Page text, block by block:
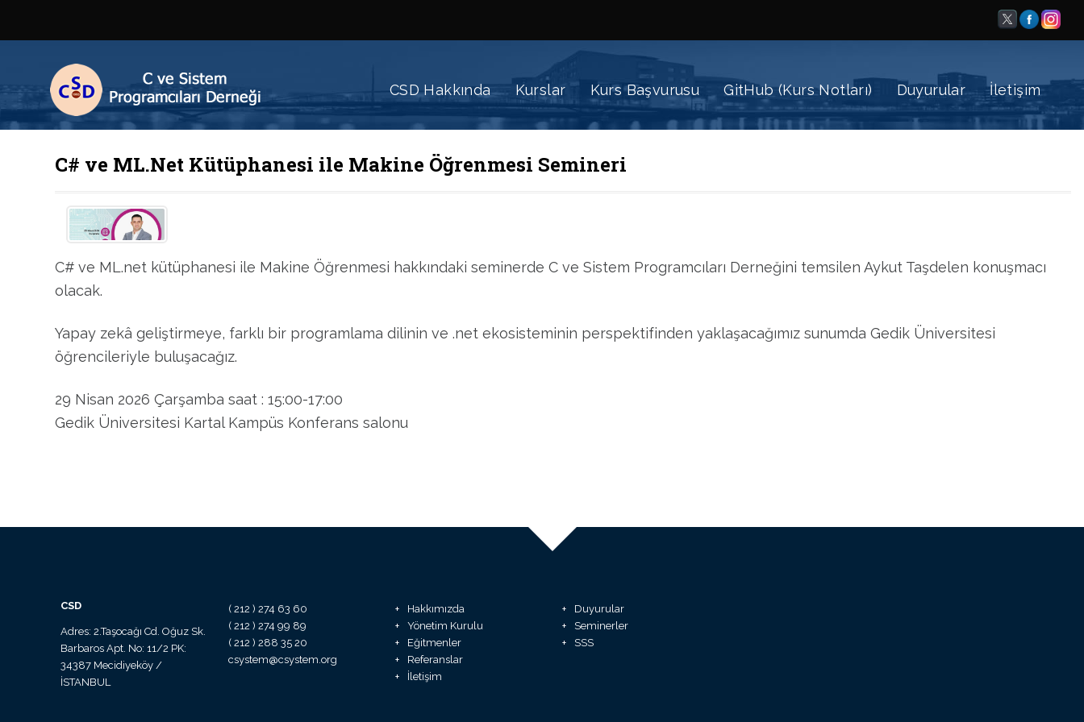
CSD Hakkında Kurslar Kurs Başvurusu GitHub (Kurs Notları) Duyurular İletişim
C# ve ML.Net Kütüphanesi ile Makine Öğrenmesi Semineri
C# ve ML.net kütüphanesi ile Makine Öğrenmesi hakkındaki seminerde C ve Sistem Programcıları Derneğini temsilen Aykut Taşdelen konuşmacı
olacak.
Yapay zekâ geliştirmeye, farklı bir programlama dilinin ve .net ekosisteminin perspektifinden yaklaşacağımız sunumda Gedik Üniversitesi
öğrencileriyle buluşacağız.
29 Nisan 2026 Çarşamba saat : 15:00-17:00
Gedik Üniversitesi Kartal Kampüs Konferans salonu
CSD
Adres: 2.Taşocağı Cd. Oğuz Sk.
Barbaros Apt. No: 11/2 PK:
34387 Mecidiyeköy /
İSTANBUL
( 212 ) 274 63 60
( 212 ) 274 99 89
( 212 ) 288 35 20
csystem@csystem.org
Hakkımızda
Yönetim Kurulu
Eğitmenler
Referanslar
İletişim
Duyurular
Seminerler
SSS